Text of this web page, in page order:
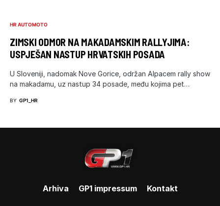
HR AUTOMOTO
ZIMSKI ODMOR NA MAKADAMSKIM RALLYJIMA:
USPJEŠAN NASTUP HRVATSKIH POSADA
U Sloveniji, nadomak Nove Gorice, održan Alpacem rally show
na makadamu, uz nastup 34 posade, među kojima pet…
BY GP1_HR
Arhiva GP1 impressum Kontakt